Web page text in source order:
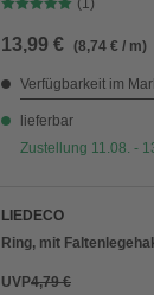
(1)
13,99 € (8,74 € / m)
Verfügbarkeit im
lieferbar
Zustellung 11.08. -
LIEDECO
Ring, mit
UVP4,79 €